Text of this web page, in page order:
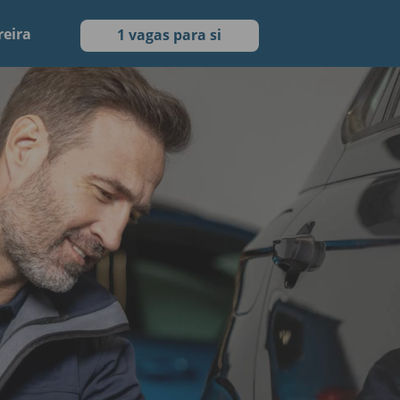
1 vagas para si